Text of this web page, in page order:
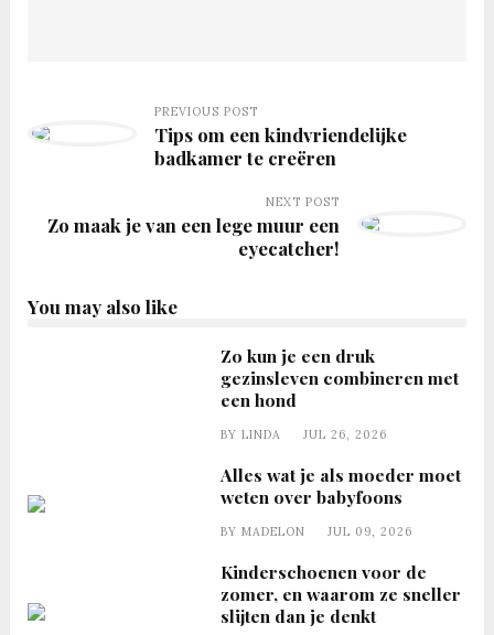
PREVIOUS POST
Tips om een kindvriendelijke
badkamer te creëren
NEXT POST
Zo maak je van een lege muur een
eyecatcher!
You may also like
Zo kun je een druk
gezinsleven combineren met
een hond
BYLINDA JUL 26, 2026
Alles wat je als moeder moet
weten over babyfoons
BYMADELON JUL 09, 2026
Kinderschoenen voor de
zomer, en waarom ze sneller
slijten dan je denkt